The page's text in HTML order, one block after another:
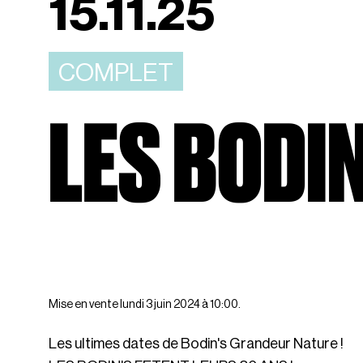
15.11.25
COMPLET
LES
Mise en vente lundi 3 juin 2024 à 10:00.
Les ultimes dates de Bodin's Grandeur Nature !